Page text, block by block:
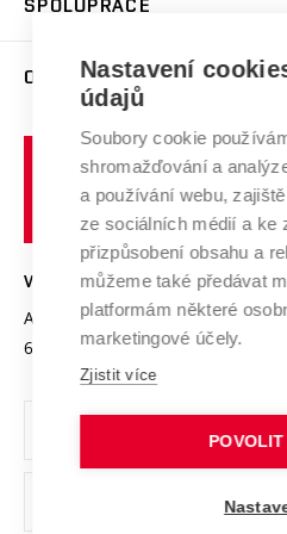
Brno
Celoživotní vzdělávání
E-přihláška
Závěrečné práce
Doktorské studium
Studium bez bariér
Podpora podnikání
Mezinárodní vědecká rada
Systém zajišťování kvality
Výzkumné infrastruktury
Transfer znalostí
Open Science
Projekty
Projekty ze strukturálních fondů
Specifický výzkum
SPOLUPRÁCE
Zahraniční spolupráce
Spolupráce se školami
Služby univerzity
Mezinárodní dohody
Univerzitní sítě
O UNIVERZITĚ
Profil univerzity
Udržitelná univerzita
Podnikavá univerzita / ContriBUTe
Bezpečná univerzita
Vyznamenání
Organizační struktura
Ochrana osobních údajů
odkaz)
VYSOKÉ UČENÍ TECHNICKÉ V
Antonínská 548/1
602 00 Brno
Nastavení
údajů
Soubory cookie
shromažďování a
a používání webu,
ze sociálních médií a ke
přizpůsobení obsahu a
můžeme také předávat
platformám některé
marketingové účely.
Zjistit více